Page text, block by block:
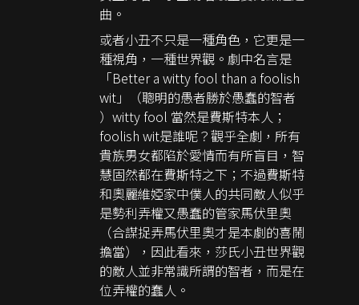
曲。
或者小丑不只是一種角色，它更是一
種視角，一種世界觀。劇中名言是
「Better a witty fool than a foolish
wit」（聰明的愚者勝於愚蠢的智者
）witty fool 當然是費斯特本人；
foolish wit是誰呢？觀乎全劇，所有
貴族男女都陷於愛情而有所盲目，智
慧固然都在費斯特之下；不過費斯特
和奧麗維婭家中僕人的共同敵人似乎
是勢利弄權又愚蠢的管家馬伏里奧
（合謀捉弄馬伏里奧才是本劇的喜鬧
擔當），因此看來，莎氏小丑世界觀
的敵人並非常識所謂的智者，而是在
位弄權的蠢人。